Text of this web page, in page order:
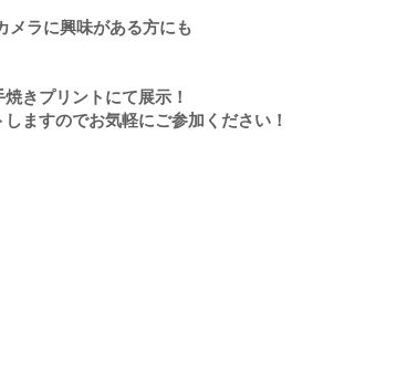
ラに興味がある方にも
きプリントにて展示！
ますのでお気軽にご参加ください！